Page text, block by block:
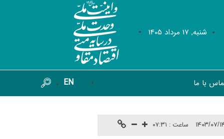
شنبه, 17 مرداد 1405
با ما EN
ساعت : ۰۷:۳۱ ۰۷/۱۴